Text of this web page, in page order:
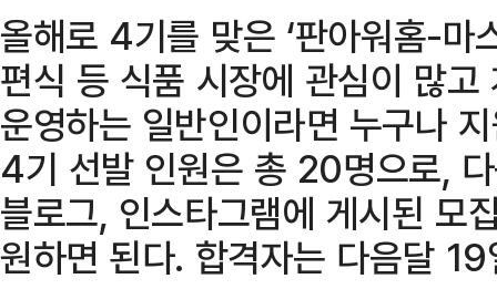
올해로 4기를 맞은 ‘판아워홈-마
편식 등 식품 시장에 관심이 많
운영하는 일반인이라면 누구나
4기 선발 인원은 총 20명으로,
블로그, 인스타그램에 게시된 모
원하면 된다. 합격자는 다음달